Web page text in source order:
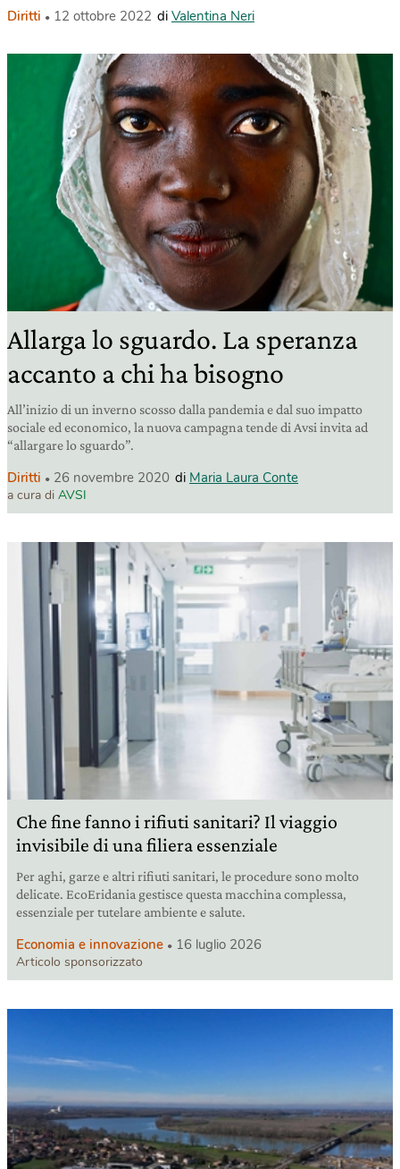
Diritti 12 ottobre 2022 di Valentina Neri
Allarga lo sguardo. La speranza
accanto a chi ha bisogno
All’inizio di un inverno scosso dalla pandemia e dal suo impatto
sociale ed economico, la nuova campagna tende di Avsi invita ad
“allargare lo sguardo”.
Diritti 26 novembre 2020 di Maria Laura Conte
a cura di AVSI
Che fine fanno i rifiuti sanitari? Il viaggio
invisibile di una filiera essenziale
Per aghi, garze e altri rifiuti sanitari, le procedure sono molto
delicate. EcoEridania gestisce questa macchina complessa,
essenziale per tutelare ambiente e salute.
Economia e innovazione 16 luglio 2026
Articolo sponsorizzato